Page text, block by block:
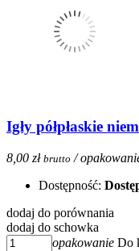
Igły półpłaskie
8,00 zł brutto /
Dostępność:
dodaj do porównania
dodaj do schowka
opakowanie Do